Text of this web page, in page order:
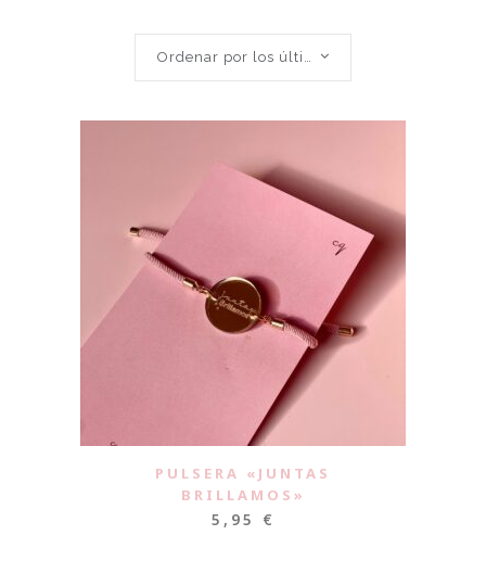
Ordenar por los últimos
PULSERA «JUNTAS
BRILLAMOS»
5,95 €